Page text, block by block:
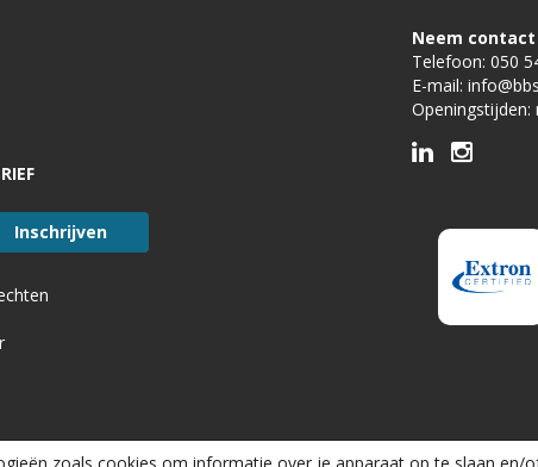
Neem
Telefoon: 050
E-mail:
Openingstijden: